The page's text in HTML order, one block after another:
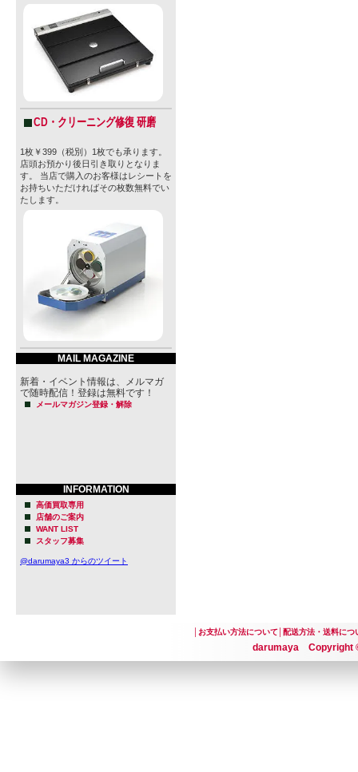
CD・クリーニング修復 研磨
1枚￥399（税別）1枚でも承ります。
店頭お預かり後日引き取りとなりま
す。 当店で購入のお客様はレシートを
お持ちいただければその枚数無料でい
たします。
MAIL MAGAZINE
新着・イベント情報は、メルマガ
で随時配信！登録は無料です！
メールマガジン登録・解除
INFORMATION
高価買取専用
店舗のご案内
WANT LIST
スタッフ募集
@darumaya3 からのツイート
お支払い方法について│ 配送方法・送料につ
darumaya Copyright